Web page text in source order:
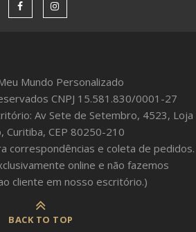
Mundo Personalizado
CNPJ 15.581.830/0001-27
Av Sete de Setembro, 4523, Loja
Curitiba, CEP 80250-210
correspondências e coleta de pedidos.
online e não fazemos
cliente em nosso escritório.)
BACK TO TOP